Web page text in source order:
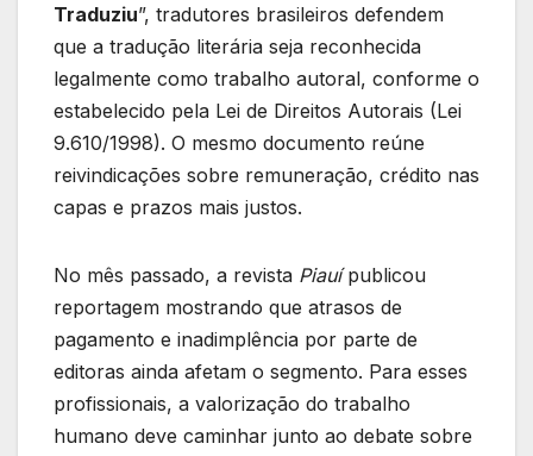
Traduziu”, tradutores brasileiros defendem
que a tradução literária seja reconhecida
legalmente como trabalho autoral, conforme o
estabelecido pela Lei de Direitos Autorais (Lei
9.610/1998). O mesmo documento reúne
reivindicações sobre remuneração, crédito nas
capas e prazos mais justos.
No mês passado, a revista Piauípublicou
reportagem mostrando que atrasos de
pagamento e inadimplência por parte de
editoras ainda afetam o segmento. Para esses
profissionais, a valorização do trabalho
humano deve caminhar junto ao debate sobre